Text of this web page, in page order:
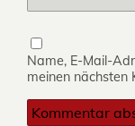
Name, E-Mail-
meinen nächsten